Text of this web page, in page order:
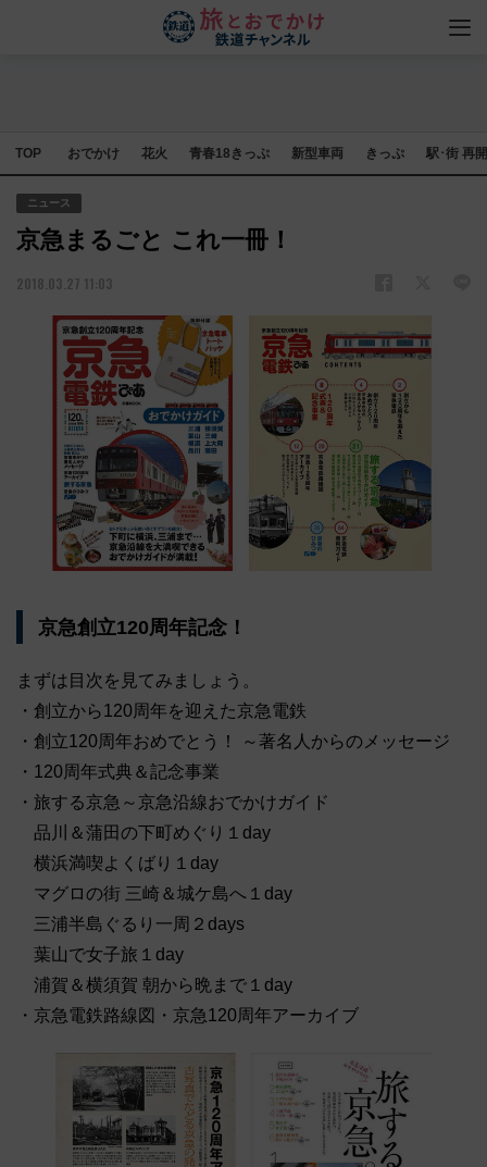
TOP おでかけ 花火 青春18きっぷ 新型車両 きっぷ 駅･街 再
ニュース
京急まるごと これ一冊！
2018.03.27 11:03
京急創立120周年記念！
まずは目次を見てみましょう。
・創立から120周年を迎えた京急電鉄
・創立120周年おめでとう！ ～著名人からのメッセージ
・120周年式典＆記念事業
・旅する京急～京急沿線おでかけガイド
品川＆蒲田の下町めぐり１day
横浜満喫よくばり１day
マグロの街 三崎＆城ケ島へ１day
三浦半島ぐるり一周２days
葉山で女子旅１day
浦賀＆横須賀 朝から晩まで１day
・京急電鉄路線図・京急120周年アーカイブ